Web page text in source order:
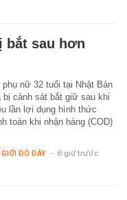
bắt sau hơn
phụ nữ 32 tuổi tại Nhật Bản
bị cảnh sát bắt giữ sau khi
lần lợi dụng hình thức
toán khi nhận hàng (COD)
GIỚI ĐÓ ĐÂY - 6 giờ trước